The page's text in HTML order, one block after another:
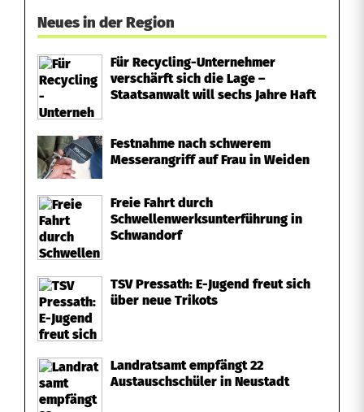
Neues in der Region
Für Recycling-Unternehmer
verschärft sich die Lage –
Staatsanwalt will sechs Jahre Haft
Festnahme nach schwerem
Messerangriff auf Frau in Weiden
Freie Fahrt durch
Schwellenwerksunterführung in
Schwandorf
TSV Pressath: E-Jugend freut sich
über neue Trikots
Landratsamt empfängt 22
Austauschschüler in Neustadt